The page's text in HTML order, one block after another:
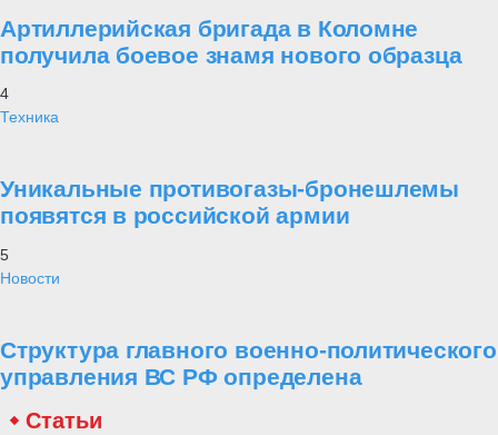
Артиллерийская бригада в Коломне
получила боевое знамя нового образца
4
Техника
Уникальные противогазы-бронешлемы
появятся в российской армии
5
Новости
Структура главного военно-политического
управления ВС РФ определена
Статьи